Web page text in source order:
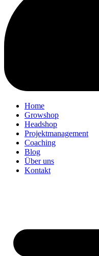
Home
Growshop
Headshop
Projektmanagement
Coaching
Blog
Über uns
Kontakt